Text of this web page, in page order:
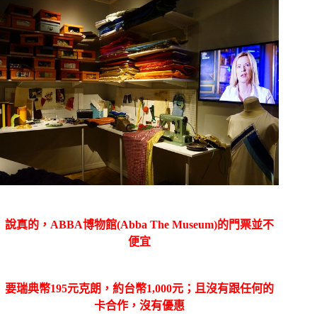
說真的，ABBA博物館(Abba The Museum)的門票並不
便宜
要瑞典幣195元克朗，約台幣1,000元；且沒有跟任何的
卡合作，沒有優惠